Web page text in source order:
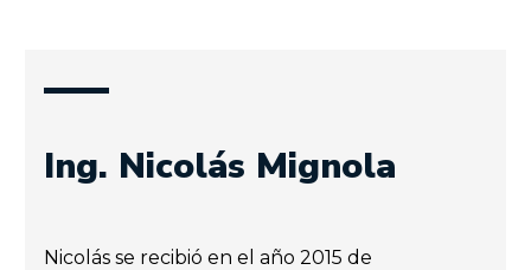
Ing. Nicolás Mignola
Nicolás se recibió en el año 2015 de